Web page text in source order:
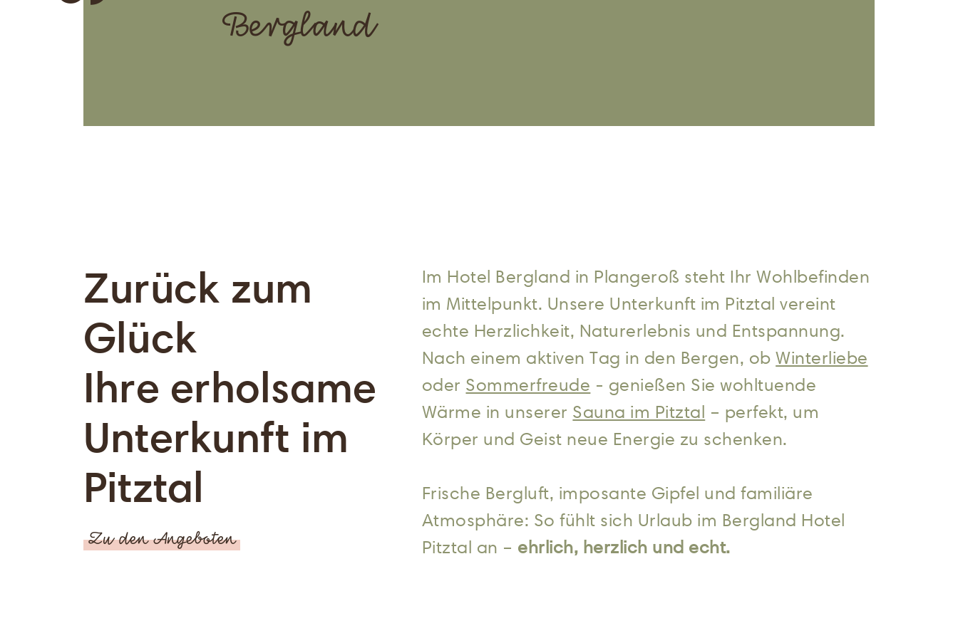
Bergland
Zurück zum
Glück
Ihre erholsame
Unterkunft im
Pitztal
Zu den Angeboten
Im Hotel Bergland in Plangeroß steht Ihr Wohlbefinden
im Mittelpunkt. Unsere Unterkunft im Pitztal vereint
echte Herzlichkeit, Naturerlebnis und Entspannung.
Nach einem aktiven Tag in den Bergen, obWinterliebe
oder Sommerfreude - genießen Sie wohltuende
Wärme in unserer Sauna im Pitztal – perfekt, um
Körper und Geist neue Energie zu schenken.
Frische Bergluft, imposante Gipfel und familiäre
Atmosphäre: So fühlt sich Urlaub im Bergland Hotel
Pitztal an – ehrlich, herzlich und echt.